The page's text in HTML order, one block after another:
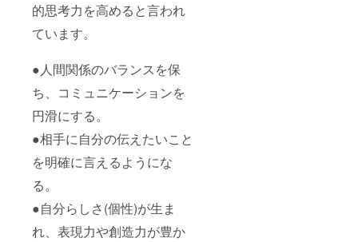
的思考力を高めると言われ
ています。
●人間関係のバランスを保
ち、コミュニケーションを
円滑にする。
●相手に自分の伝えたいこと
を明確に言えるようにな
る。
●自分らしさ(個性)が生ま
れ、表現力や創造力が豊か